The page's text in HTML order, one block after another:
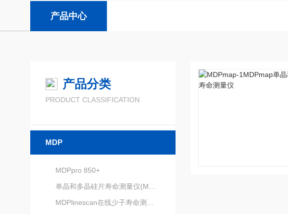
产品中心
产品分类
PRODUCT CLASSIFICATION
MDP
MDPpro 850+